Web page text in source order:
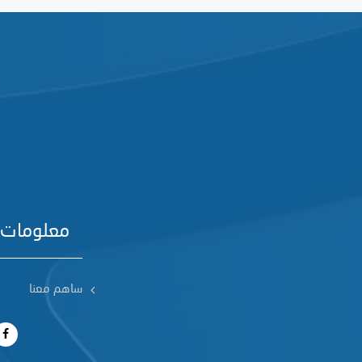
معلومات
ساهم معنا